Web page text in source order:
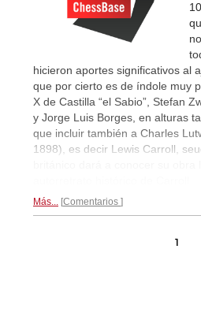
hicieron aportes significativos al
que por cierto es de índole muy
X de Castilla “el Sabio”, Stefan
y Jorge Luis Borges, en alturas
que incluir también a Charles
1898), es decir Lewis Carroll,
Más... Comentarios
1